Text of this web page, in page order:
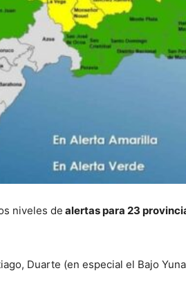
niveles de alertas para 23
Duarte (en especial el Bajo